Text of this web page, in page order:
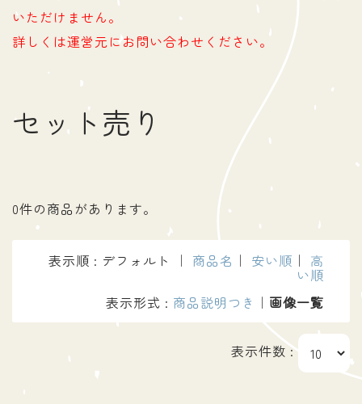
いただけません。
詳しくは運営元にお問い合わせください。
セット売り
0件の商品があります。
表示順 : デフォルト ｜ 商品名 ｜ 安い順 ｜ 高
い順
表示形式 : 商品説明つき ｜ 画像一覧
表示件数 :